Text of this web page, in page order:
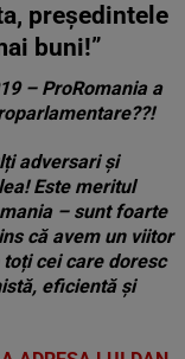
președintele
buni!”
– ProRomania a
??!
adversari și
Este meritul
– sunt foarte
că avem un viitor
cei care doresc
eficientă și